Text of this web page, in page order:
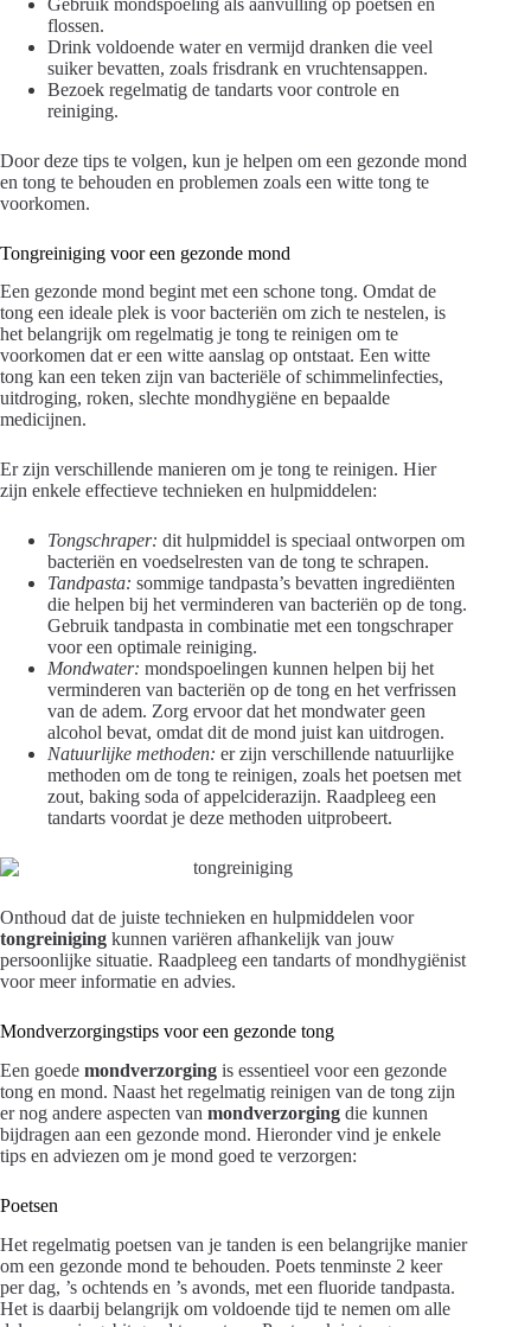
flossen.
Drink voldoende water en vermijd dranken die veel
suiker bevatten, zoals frisdrank en vruchtensappen.
Bezoek regelmatig de tandarts voor controle en
reiniging.
Door deze tips te volgen, kun je helpen om een gezonde mond
en tong te behouden en problemen zoals een witte tong te
voorkomen.
Tongreiniging voor een gezonde mond
Een gezonde mond begint met een schone tong. Omdat de
tong een ideale plek is voor bacteriën om zich te nestelen, is
het belangrijk om regelmatig je tong te reinigen om te
voorkomen dat er een witte aanslag op ontstaat. Een witte
tong kan een teken zijn van bacteriële of schimmelinfecties,
uitdroging, roken, slechte mondhygiëne en bepaalde
medicijnen.
Er zijn verschillende manieren om je tong te reinigen. Hier
zijn enkele effectieve technieken en hulpmiddelen:
Tongschraper: dit hulpmiddel is speciaal ontworpen om
bacteriën en voedselresten van de tong te schrapen.
Tandpasta: sommige tandpasta’s bevatten ingrediënten
die helpen bij het verminderen van bacteriën op de tong.
Gebruik tandpasta in combinatie met een tongschraper
voor een optimale reiniging.
Mondwater: mondspoelingen kunnen helpen bij het
verminderen van bacteriën op de tong en het verfrissen
van de adem. Zorg ervoor dat het mondwater geen
alcohol bevat, omdat dit de mond juist kan uitdrogen.
Natuurlijke methoden: er zijn verschillende natuurlijke
methoden om de tong te reinigen, zoals het poetsen met
zout, baking soda of appelciderazijn. Raadpleeg een
tandarts voordat je deze methoden uitprobeert.
Onthoud dat de juiste technieken en hulpmiddelen voor
tongreiniging kunnen variëren afhankelijk van jouw
persoonlijke situatie. Raadpleeg een tandarts of mondhygiënist
voor meer informatie en advies.
Mondverzorgingstips voor een gezonde tong
Een goede mondverzorging is essentieel voor een gezonde
tong en mond. Naast het regelmatig reinigen van de tong zijn
er nog andere aspecten van mondverzorging die kunnen
bijdragen aan een gezonde mond. Hieronder vind je enkele
tips en adviezen om je mond goed te verzorgen:
Poetsen
Het regelmatig poetsen van je tanden is een belangrijke manier
om een gezonde mond te behouden. Poets tenminste 2 keer
per dag, ’s ochtends en ’s avonds, met een fluoride tandpasta.
Het is daarbij belangrijk om voldoende tijd te nemen om alle